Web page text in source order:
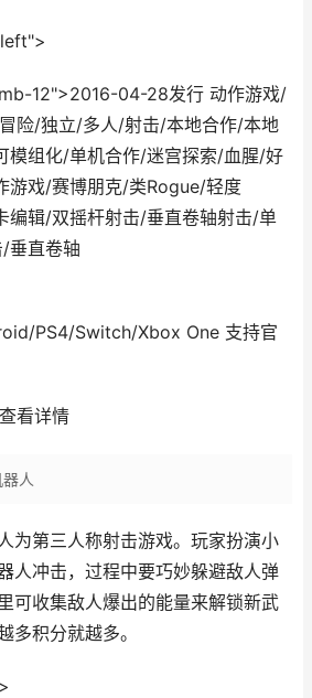
12">2016-04-28发行 动作游戏/
险/独立/多人/射击/本地合作/本地
模组化/单机合作/迷宫探索/血腥/好
游戏/赛博朋克/类Rogue/轻度
编辑/双摇杆射击/垂直卷轴射击/单
垂直卷轴
PS4/Switch/Xbox One 支持官
看详情
人
为第三人称射击游戏。玩家扮演小
人冲击，过程中要巧妙躲避敌人弹
可收集敌人爆出的能量来解锁新武
多积分就越多。